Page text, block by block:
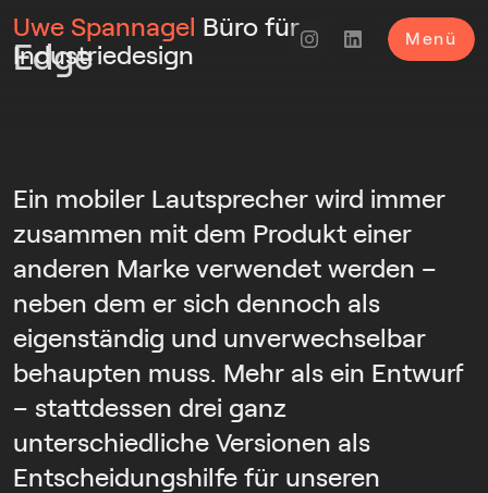
Uwe Spannagel Büro für
Industriedesign
Menü
Edge
Ein mobiler Lautsprecher wird immer
zusammen mit dem Produkt einer
anderen Marke verwendet werden –
neben dem er sich dennoch als
eigenständig und unverwechselbar
behaupten muss. Mehr als ein Entwurf
– stattdessen drei ganz
unterschiedliche Versionen als
Entscheidungshilfe für unseren